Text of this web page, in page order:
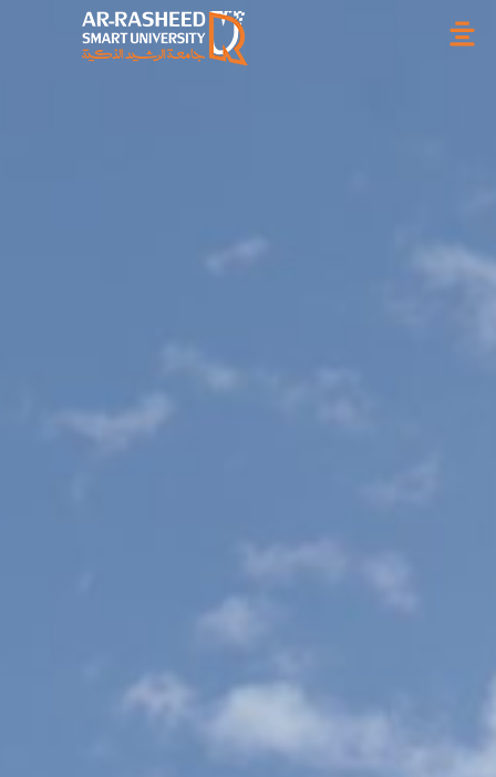
تخطي
إلى